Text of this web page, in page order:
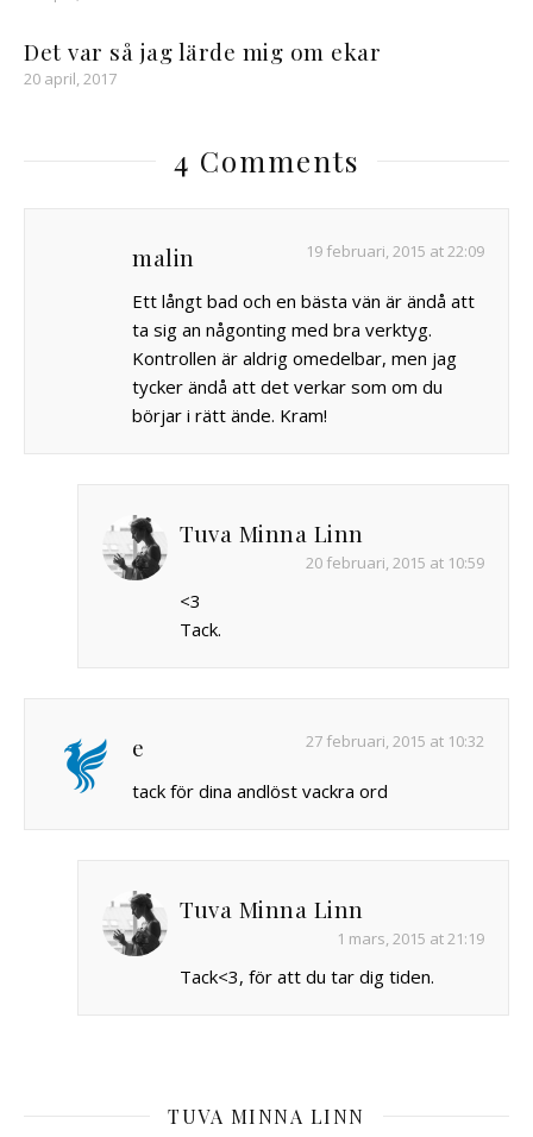
Det var så jag lärde mig om ekar
20 april, 2017
4 Comments
malin 19 februari, 2015 at 22:09
Ett långt bad och en bästa vän är ändå att
ta sig an någonting med bra verktyg.
Kontrollen är aldrig omedelbar, men jag
tycker ändå att det verkar som om du
börjar i rätt ände. Kram!
Tuva Minna Linn
20 februari, 2015 at 10:59
<3
Tack.
e 27 februari, 2015 at 10:32
tack för dina andlöst vackra ord
Tuva Minna Linn
1 mars, 2015 at 21:19
Tack<3, för att du tar dig tiden.
TUVA MINNA LINN